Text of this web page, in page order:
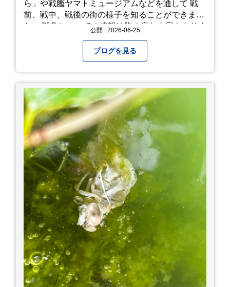
ら」や戦艦ヤマトミュージアムなどを通して 戦
前、戦中、戦後の街の様子を知ることができまし
た。 戦争についての情報は胸の痛む内容もありま
て本当に良かったです！ そして美味しい物もたく
さん。 写真は地元のスーパーで買った自分へのお
土産たち。 お好み焼きもやっぱり美味しいです
ね！ 広島また遊びに行きたいです♪
公開 : 2026-06-25
ブログを見る